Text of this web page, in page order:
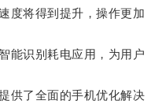
将得到提升，操作更加
识别耗电应用，为用户
了全面的手机优化解决